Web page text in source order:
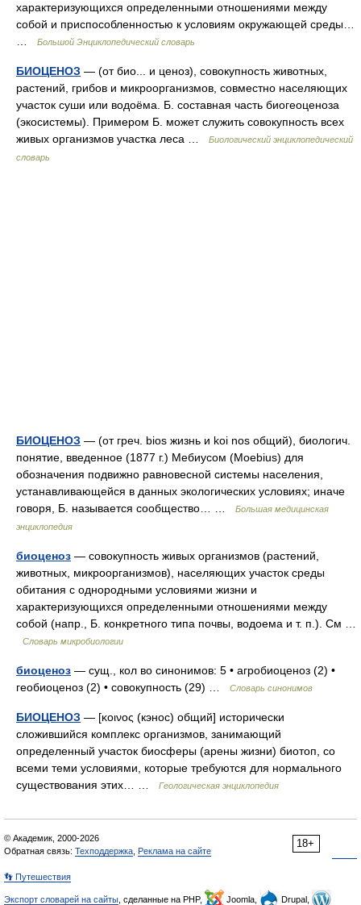
характеризующихся определенными отношениями между
собой и приспособленностью к условиям окружающей среды…
Большой Энциклопедический словарь
БИОЦЕНОЗ — (от био... и ценоз), совокупность животных,
растений, грибов и микроорганизмов, совместно населяющих
участок суши или водоёма. Б. составная часть биогеоценоза
(экосистемы). Примером Б. может служить совокупность всех
живых организмов участка леса …
Биологический энциклопедический
словарь
БИОЦЕНОЗ — (от греч. bios жизнь и koi nos общий), биологич.
понятие, введенное (1877 г.) Мебиусом (Moebius) для
обозначения подвижно равновесной системы населения,
устанавливающейся в данных экологических условиях; иначе
говоря, Б. называется сообщество… …
Большая медицинская
энциклопедия
биоценоз — совокупность живых организмов (растений,
животных, микроорганизмов), населяющих участок среды
обитания с однородными условиями жизни и
характеризующихся определенными отношениями между
собой (напр., Б. конкретного типа почвы, водоема и т. п.). См …
Словарь микробиологии
биоценоз — сущ., кол во синонимов: 5 • агробиоценоз (2) •
геобиоценоз (2) • совокупность (29) …
Словарь синонимов
БИОЦЕНОЗ — [κοινος (кэнос) общий] исторически
сложившийся комплекс организмов, занимающий
определенный участок биосферы (арены жизни) биотоп, со
всеми теми условиями, которые требуются для нормального
существования этих… …
Геологическая энциклопедия
18+
© Академик, 2000-2026
Обратная связь: Техподдержка Реклама на сайте
👣 Путешествия
Экспорт словарей на сайты , сделанные на PHP, Joomla,
Drupal,